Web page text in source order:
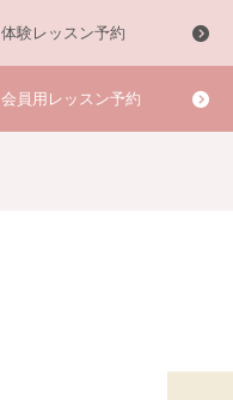
体験レッスン予約
会員用レッスン予約